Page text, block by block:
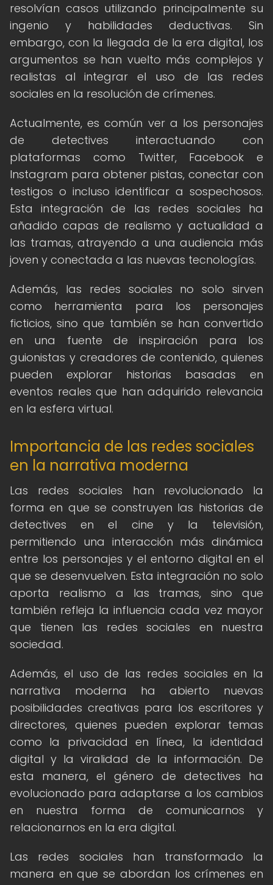
resolvían casos utilizando principalmente su
ingenio y habilidades deductivas. Sin
embargo, con la llegada de la era digital, los
argumentos se han vuelto más complejos y
realistas al integrar el uso de las redes
sociales en la resolución de crímenes.
Actualmente, es común ver a los personajes
de detectives interactuando con
plataformas como Twitter, Facebook e
Instagram para obtener pistas, conectar con
testigos o incluso identificar a sospechosos.
Esta integración de las redes sociales ha
añadido capas de realismo y actualidad a
las tramas, atrayendo a una audiencia más
joven y conectada a las nuevas tecnologías.
Además, las redes sociales no solo sirven
como herramienta para los personajes
ficticios, sino que también se han convertido
en una fuente de inspiración para los
guionistas y creadores de contenido, quienes
pueden explorar historias basadas en
eventos reales que han adquirido relevancia
en la esfera virtual.
Importancia de las redes sociales
en la narrativa moderna
Las redes sociales han revolucionado la
forma en que se construyen las historias de
detectives en el cine y la televisión,
permitiendo una interacción más dinámica
entre los personajes y el entorno digital en el
que se desenvuelven. Esta integración no solo
aporta realismo a las tramas, sino que
también refleja la influencia cada vez mayor
que tienen las redes sociales en nuestra
sociedad.
Además, el uso de las redes sociales en la
narrativa moderna ha abierto nuevas
posibilidades creativas para los escritores y
directores, quienes pueden explorar temas
como la privacidad en línea, la identidad
digital y la viralidad de la información. De
esta manera, el género de detectives ha
evolucionado para adaptarse a los cambios
en nuestra forma de comunicarnos y
relacionarnos en la era digital.
Las redes sociales han transformado la
manera en que se abordan los crímenes en